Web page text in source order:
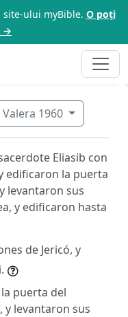
ului myBible. O poți
→
Valera 1960
Eliasib con
edificaron la puerta
levantaron sus
y edificaron hasta
de Jericó, y
puerta del
y levantaron sus